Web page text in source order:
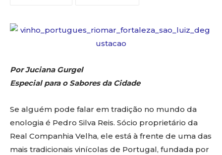
Por Juciana Gurgel
Especial para o Sabores da Cidade
Se alguém pode falar em tradição no mundo da
enologia é Pedro Silva Reis. Sócio proprietário da
Real Companhia Velha, ele está à frente de uma das
mais tradicionais vinícolas de Portugal, fundada por